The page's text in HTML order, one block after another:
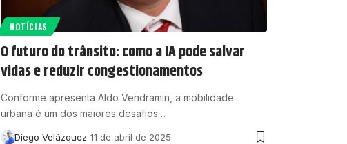
NOTÍCIAS
O futuro do trânsito: como a IA pode salvar
vidas e reduzir congestionamentos
Conforme apresenta Aldo Vendramin, a mobilidade
urbana é um dos maiores desafios…
Diego Velázquez 11 de abril de 2025